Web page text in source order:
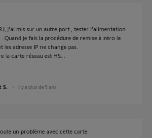
j'ai mis sur un autre port , tester l'alimentation
Quand je fais la procédure de remise à zéro le
adresse IP ne change pas.
la carte réseau est HS...
S. il y a plus de 5 ans
un problème avec cette carte.